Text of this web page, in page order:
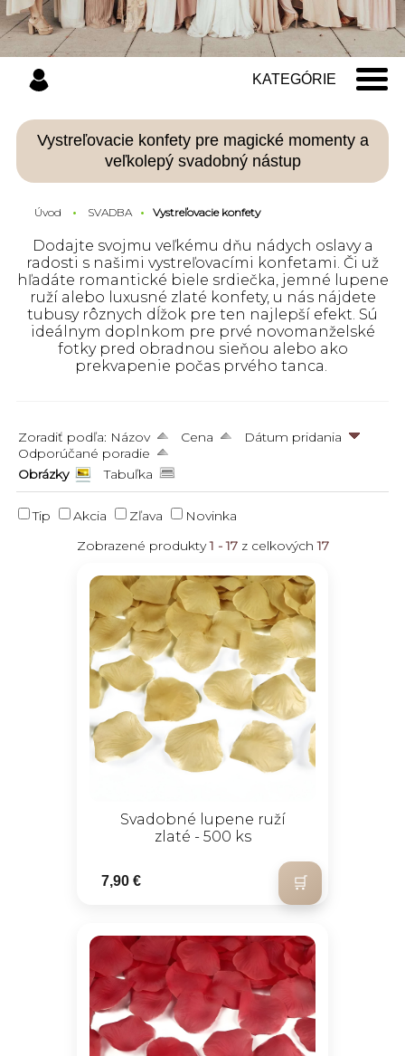
KATEGÓRIE
Vystreľovacie konfety pre magické momenty a
veľkolepý svadobný nástup
Úvod SVADBA Vystreľovacie konfety
Dodajte svojmu veľkému dňu nádych oslavy a
radosti s našimi vystreľovacími konfetami. Či už
hľadáte romantické biele srdiečka, jemné lupene
ruží alebo luxusné zlaté konfety, u nás nájdete
tubusy rôznych dĺžok pre ten najlepší efekt. Sú
ideálnym doplnkom pre prvé novomanželské
fotky pred obradnou sieňou alebo ako
prekvapenie počas prvého tanca.
Zoradiť podľa: Názov Cena
Dátum pridania
Odporúčané poradie
Obrázky
Tabuľka
Tip Akcia Zľava
Novinka
Zobrazené produkty1 - 17z celkových17
Svadobné lupene ruží
zlaté - 500 ks
7,90 €